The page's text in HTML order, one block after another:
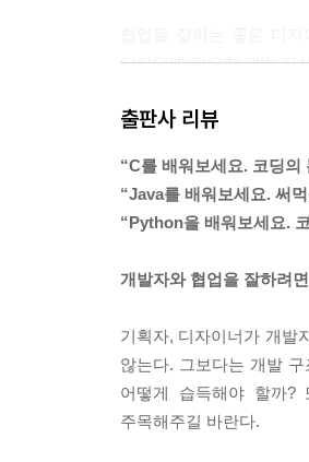
3. 개발자가 말하는 협업
- 4년 차, 중소기업 개발자
- 10년 차, 에이전시 개발
의 대화를 시도하는 것이
--- p.215
디자인에 필요한 개발 지
「PART 04 개발자의 일」
개발자의 업무 환경, 협
출판사 리뷰
“C를 배워보세요. 코딩
“Java를 배워보세요. 써
“Python을 배워보세요.
개발자와 협업을 잘하려
기획자, 디자이너가 개발
않는다. 그보다는 개발
어떻게 습득해야 할까?
주목해주길 바란다.